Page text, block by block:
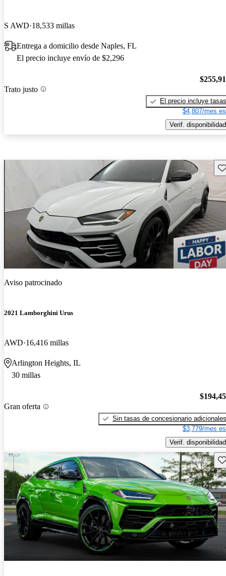
S AWD 18,533 millas
Entrega a domicilio desde Naples, FL
El precio incluye envío de $2,296
Trato justo
El precio incluye tasas
$4,807/mes
Verif. disponibilidad
Aviso patrocinado
2021 Lamborghini Urus
AWD 16,416 millas
Arlington Heights, IL
30 millas
Gran oferta
Sin tasas de concesionario adicionales
$3,779/mes
Verif. disponibilidad